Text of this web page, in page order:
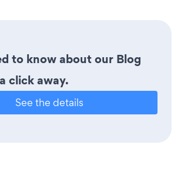
to know about our Blog
click away.
See the details